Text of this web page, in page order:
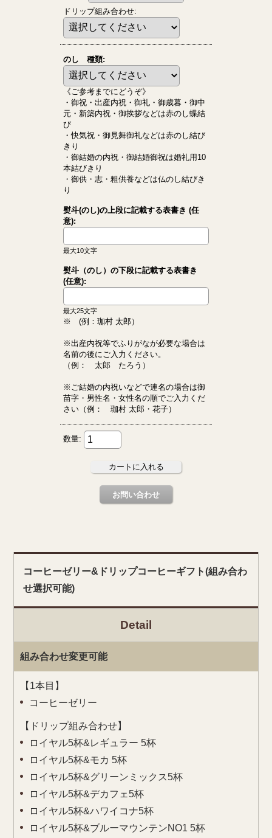
コーヒーゼリー&ドリップコーヒーギフト(組み合わ
せ選択可能)
Detail
組み合わせ変更可能
【1本目】
コーヒーゼリー
【ドリップ組み合わせ】
ロイヤル5杯&レギュラー 5杯
ロイヤル5杯&モカ 5杯
ロイヤル5杯&グリーンミックス5杯
ロイヤル5杯&デカフェ5杯
ロイヤル5杯&ハワイコナ5杯
ロイヤル5杯&ブルーマウンテンNO1 5杯